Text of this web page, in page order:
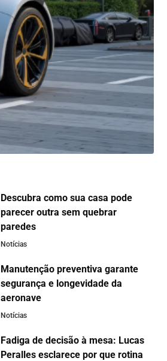
Descubra como sua casa pode
parecer outra sem quebrar
paredes
Notícias
Manutenção preventiva garante
segurança e longevidade da
aeronave
Notícias
Fadiga de decisão à mesa: Lucas
Peralles esclarece por que rotina